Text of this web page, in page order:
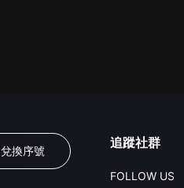
兌換序號
追蹤社群
FOLLOW US